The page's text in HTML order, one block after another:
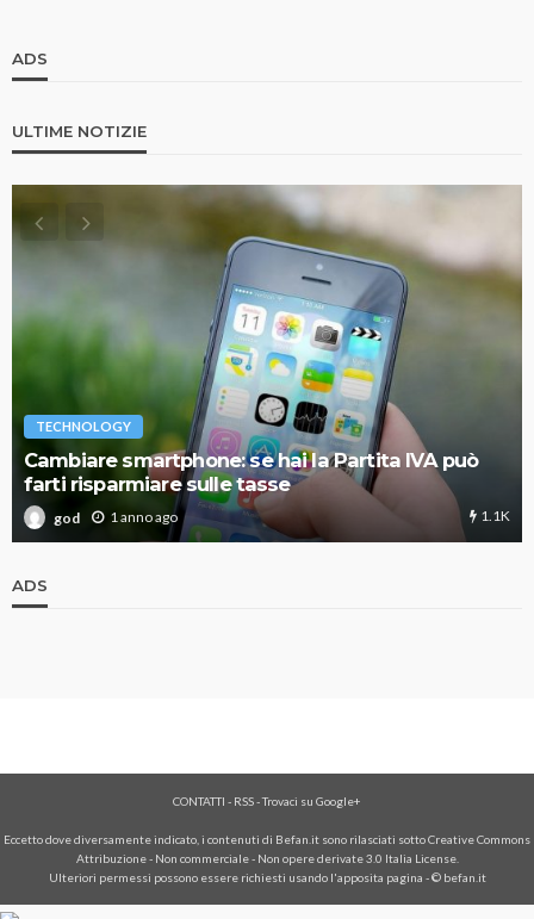
ADS
ULTIME NOTIZIE
TECHNOLOGY
Cambiare smartphone: se hai la Partita IVA può
farti risparmiare sulle tasse
god 1 anno ago 1.1K
ADS
CONTATTI - RSS-Trovaci su Google+
Eccetto dove diversamente indicato, i contenuti di Befan.it sono rilasciati sotto Creative Commons
Attribuzione - Non commerciale - Non opere derivate 3.0 Italia License.
Ulteriori permessi possono essere richiesti usando l'apposita pagina - © befan.it